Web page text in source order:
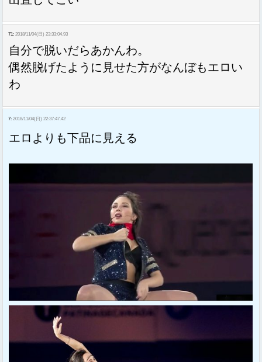
71: 2018/11/04(日) 23:33:04.93
自分で脱いだらあかんわ。
偶然脱げたように見せた方がなんぼもエロい
わ
7: 2018/11/04(日) 22:37:47.42
エロよりも下品に見える